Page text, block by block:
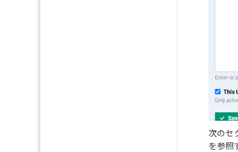
次のセ
を参照